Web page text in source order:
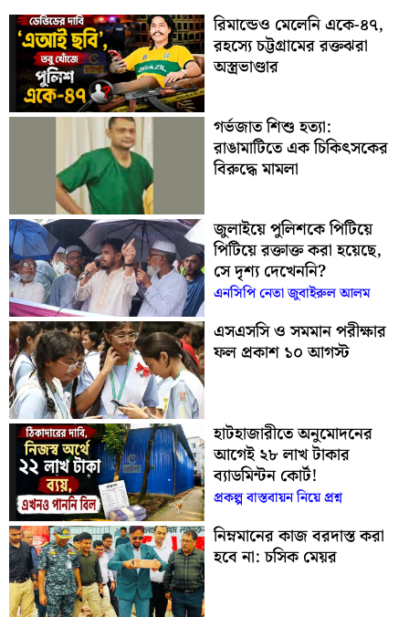
রিমান্ডেও মেলেনি একে-৪৭,
রহস্যে চট্টগ্রামের রক্তঝরা
অস্ত্রভাণ্ডার
গর্ভজাত শিশু হত্যা:
রাঙামাটিতে এক চিকিৎসকের
বিরুদ্ধে মামলা
জুলাইয়ে পুলিশকে পিটিয়ে
পিটিয়ে রক্তাক্ত করা হয়েছে,
সে দৃশ্য দেখেননি?
এনসিপি নেতা জুবাইরুল আলম
এসএসসি ও সমমান পরীক্ষার
ফল প্রকাশ ১০ আগস্ট
হাটহাজারীতে অনুমোদনের
আগেই ২৮ লাখ টাকার
ব্যাডমিন্টন কোর্ট!
প্রকল্প বাস্তবায়ন নিয়ে প্রশ্ন
নিম্নমানের কাজ বরদাস্ত করা
হবে না: চসিক মেয়র